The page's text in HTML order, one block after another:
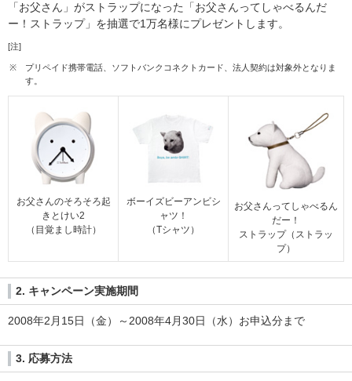
「お父さん」がストラップになった「お父さんってしゃべるんだ
ー！ストラップ」を抽選で1万名様にプレゼントします。
[注]
※
プリペイド携帯電話、ソフトバンクコネクトカード、法人契約は対象外となりま
す。
お父さんのそろそろ起
きとけい2
（目覚まし時計）
ボーイズビーアンビシ
ャツ！
（Tシャツ）
お父さんってしゃべるん
だー！
ストラップ（ストラッ
プ）
2. キャンペーン実施期間
2008年2月15日（金）～2008年4月30日（水）お申込分まで
3. 応募方法